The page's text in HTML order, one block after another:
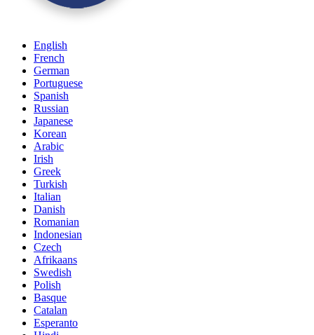
English
French
German
Portuguese
Spanish
Russian
Japanese
Korean
Arabic
Irish
Greek
Turkish
Italian
Danish
Romanian
Indonesian
Czech
Afrikaans
Swedish
Polish
Basque
Catalan
Esperanto